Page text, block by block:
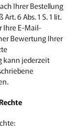
Ihrer Bestellung
6 Abs. 1 S. 1 lit.
Ihre E-Mail-
Bewertung Ihrer
kann jederzeit